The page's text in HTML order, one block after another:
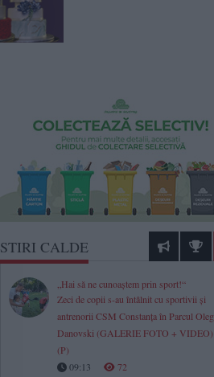
STIRI CALDE
„Hai să ne cunoaștem prin sport!“
Zeci de copii s-au întâlnit cu sportivii și
antrenorii CSM Constanța în Parcul Oleg
Danovski (GALERIE FOTO + VIDEO)
(P)
09:13
72